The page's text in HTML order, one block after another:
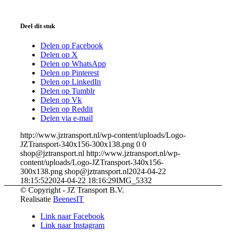
Deel dit stuk
Delen op Facebook
Delen op X
Delen op WhatsApp
Delen op Pinterest
Delen op LinkedIn
Delen op Tumblr
Delen op Vk
Delen op Reddit
Delen via e-mail
http://www.jztransport.nl/wp-content/uploads/Logo-
JZTransport-340x156-300x138.png 0 0
shop@jztransport.nl http://www.jztransport.nl/wp-
content/uploads/Logo-JZTransport-340x156-
300x138.png shop@jztransport.nl2024-04-22
18:15:522024-04-22 18:16:29IMG_5332
© Copyright - JZ Transport B.V.
RealisatieBeenesIT
Link naar Facebook
Link naar Instagram